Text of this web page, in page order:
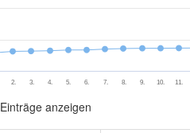
2. 3. 4. 5. 6. 7. 8. 9. 10. 11.
Einträge anzeigen